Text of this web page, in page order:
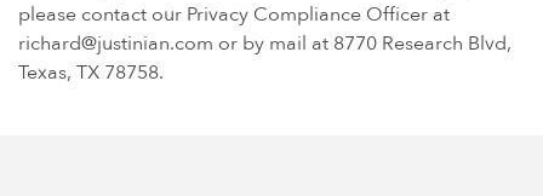
please contact our Privacy Compliance Officer at
richard@justinian.com or by mail at 8770 Research Blvd,
Texas, TX 78758.